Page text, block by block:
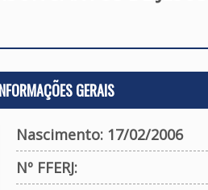
GERAIS
Nascimento: 17/02/2006
Nº FFERJ: